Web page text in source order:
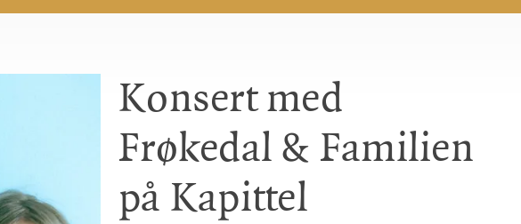
Konsert med
Frøkedal & Familien
på Kapittel